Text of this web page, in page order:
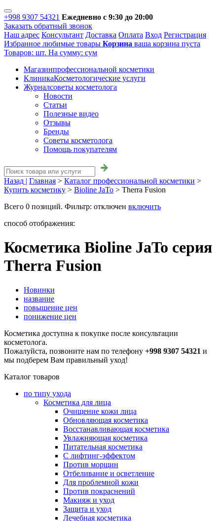
+998 9307 54321 Ежедневно с 9:30 до 20:00
Заказать обратный звонок
Наш адрес Консультант Доставка Оплата Вход Регистрация
Избранное любимые товары Корзина ваша корзина пуста
Товаров: шт. На сумму: сум
Магазинпрофессиональной косметики
КлиникаКосметологические услуги
Журналсоветы косметолога
Новости
Статьи
Полезные видео
Отзывы
Бренды
Советы косметолога
Помощь покупателям
Назад | Главная > Каталог профессиональной косметики >
Купить косметику > Bioline JaTo > Therra Fusion
Всего 0 позиций. Фильтр: отключен включить
способ отображения:
Косметика Bioline JaTo серия
Therra Fusion
Новинки
название
повышение цен
понижение цен
Косметика доступна к покупке после консультации
косметолога.
Пожалуйста, позвоните нам по телефону +998 9307 54321 и
мы подберем Вам правильный уход!
Каталог товаров
по типу ухода
Косметика для лица
Очищение кожи лица
Обновляющая косметика
Восстанавливающая косметика
Увлажняющая косметика
Питательная косметика
С лифтинг-эффектом
Против морщин
Отбеливание и осветление
Для проблемной кожи
Против покраснений
Макияж и уход
Защита и уход
Лечебная косметика